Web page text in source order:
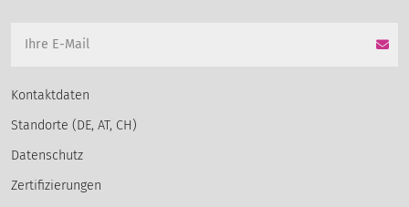
Kontaktdaten
Standorte (DE, AT, CH)
Datenschutz
Zertifizierungen